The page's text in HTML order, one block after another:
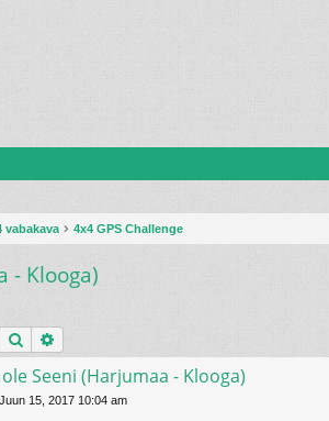
vabakava 4x4 GPS Challenge
- Klooga)
Otsi
ole Seeni (Harjumaa - Klooga)
15, 2017 10:04 am